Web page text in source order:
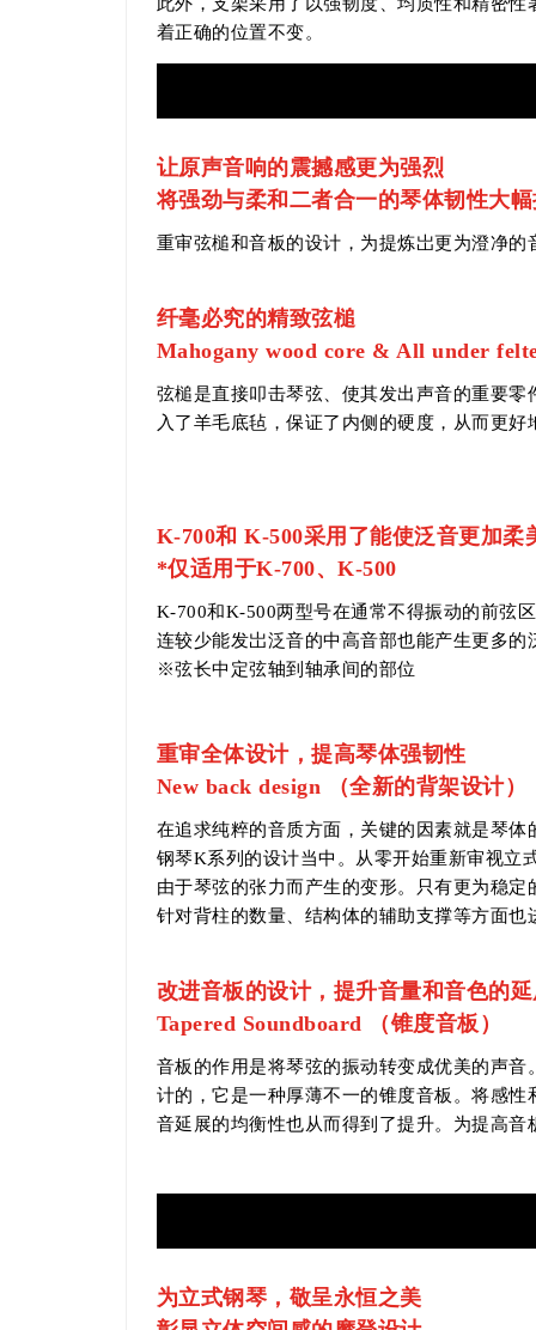
着正确的位置不变。
让原声音响的震撼感更为强烈
将强劲与柔和二者合一的琴体韧性大
重审弦槌和音板的设计，为提炼岀更为澄净
纤毫必究的精致弦槌
Mahogany wood core & All under
弦槌是直接叩击琴弦、使其发出声音的重要
入了羊毛底毡，保证了内侧的硬度，从而更
K-700和 K-500采用了能使泛音更加柔
*仅适用于K-700、K-500
K-700和K-500两型号在通常不得振动的前弦
连较少能发岀泛音的中高音部也能产生更多
※弦长中定弦轴到轴承间的部位
重审全体设计，提高琴体强韧性
New back design （全新的背架设计）
在追求纯粹的音质方面，关键的因素就是琴
钢琴K系列的设计当中。从零开始重新审视立
由于琴弦的张力而产生的变形。只有更为稳
针对背柱的数量、结构体的辅助支撑等方面也
改进音板的设计，提升音量和音色的
Tapered Soundboard （锥度音板）
音板的作用是将琴弦的振动转变成优美的声
计的，它是一种厚薄不一的锥度音板。将感
音延展的均衡性也从而得到了提升。为提高
为立式钢琴，敬呈永恒之美